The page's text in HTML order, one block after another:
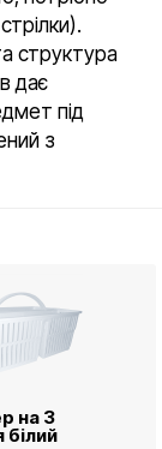
структура
дає
під
з
на 3
білий